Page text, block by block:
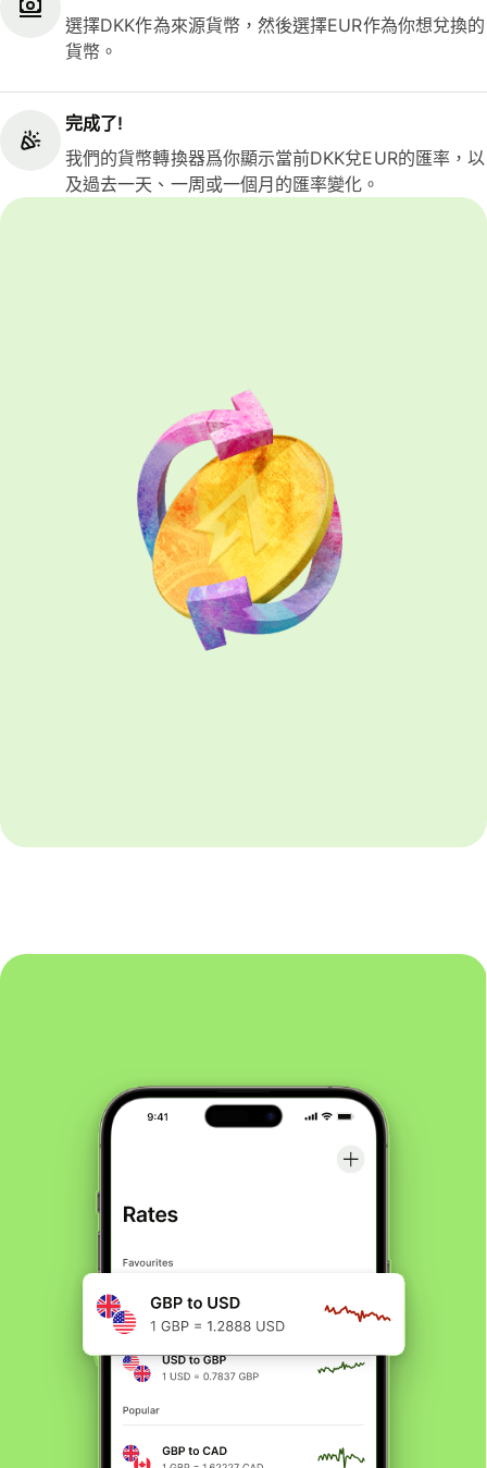
選擇DKK作為來源貨幣，然後選擇EUR作為你想兌換的
貨幣。
完成了!
我們的貨幣轉換器爲你顯示當前DKK兌EUR的匯率，以
及過去一天、一周或一個月的匯率變化。